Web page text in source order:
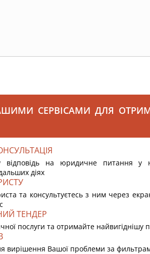
СЕРВІСАМИ ДЛЯ
відповідь на юридичне питання у
діях
та консультуєтесь з ним через
ТЕНДЕР
послуги та отримайте найвигіднішу
вирішення Вашої проблеми за